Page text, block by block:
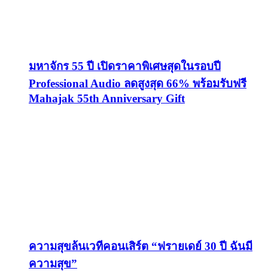
มหาจักร 55 ปี เปิดราคาพิเศษสุดในรอบปี
Professional Audio ลดสูงสุด 66% พร้อมรับฟรี
Mahajak 55th Anniversary Gift
ความสุขล้นเวทีคอนเสิร์ต “ฟรายเดย์ 30 ปี ฉันมี
ความสุข”